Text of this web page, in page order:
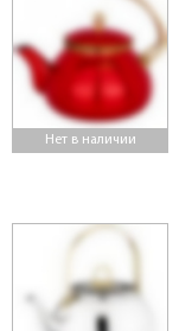
Нет в наличии